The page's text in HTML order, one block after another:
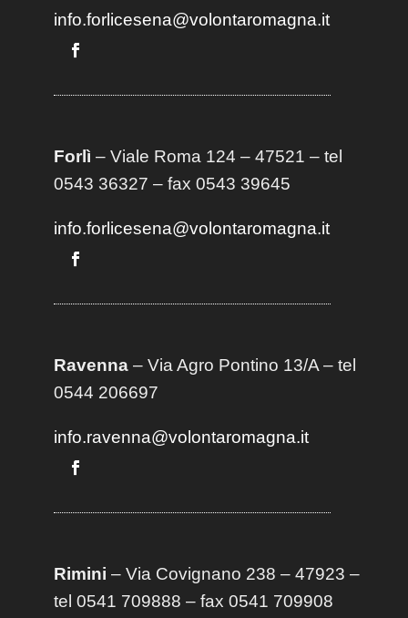
info.forlicesena@volontaromagna.it
Forlì – Viale Roma 124 – 47521 – tel
0543 36327 – fax 0543 39645
info.forlicesena@volontaromagna.it
Ravenna– Via Agro Pontino 13/A– tel
0544 206697
info.ravenna@volontaromagna.it
Rimini – Via Covignano 238 – 47923 –
tel 0541 709888 – fax 0541 709908